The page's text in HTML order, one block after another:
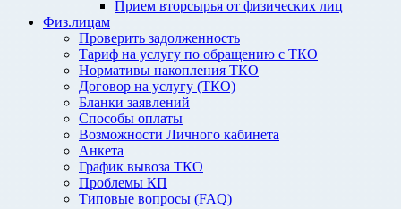
Прием вторсырья от физических лиц
Физ.лицам
Проверить задолженность
Тариф на услугу по обращению с ТКО
Нормативы накопления ТКО
Договор на услугу (ТКО)
Бланки заявлений
Способы оплаты
Возможности Личного кабинета
Анкета
График вывоза ТКО
Проблемы КП
Типовые вопросы (FAQ)